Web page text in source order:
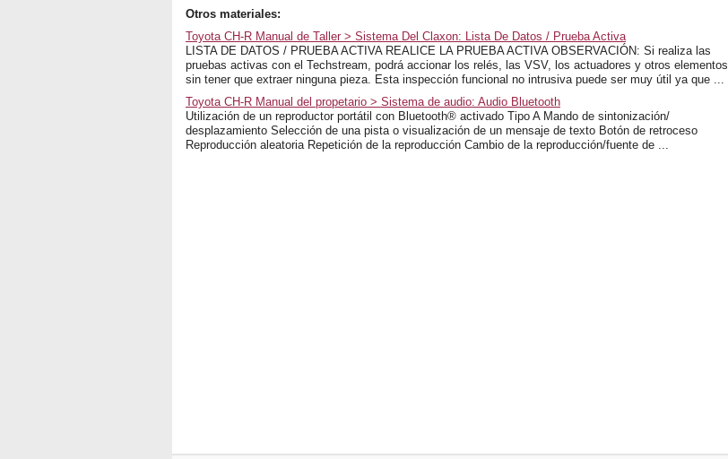
Otros materiales:
Toyota CH-R Manual de Taller > Sistema Del Claxon: Lista De Datos / Prueba Activa
LISTA DE DATOS / PRUEBA ACTIVA REALICE LA PRUEBA ACTIVA OBSERVACIÓN: Si realiza las
pruebas activas con el Techstream, podrá accionar los relés, las VSV, los actuadores y otros elementos
sin tener que extraer ninguna pieza. Esta inspección funcional no intrusiva puede ser muy útil ya que ...
Toyota CH-R Manual del propetario > Sistema de audio: Audio Bluetooth
Utilización de un reproductor portátil con Bluetooth® activado Tipo A Mando de sintonización/
desplazamiento Selección de una pista o visualización de un mensaje de texto Botón de retroceso
Reproducción aleatoria Repetición de la reproducción Cambio de la reproducción/fuente de ...